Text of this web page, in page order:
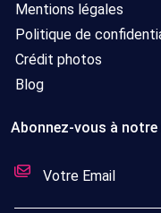
Mentions légales
Politique de
Crédit photos
Blog
Abonnez-vous à